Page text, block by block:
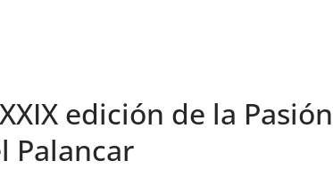
edición de la Pasión
Palancar